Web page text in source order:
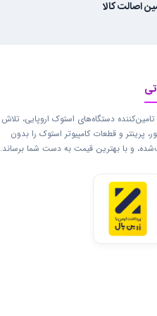
اصالت کالا
تامین‌کننده دستگاه‌های استوک اروپایی، تلاش
پرینتر و قطعات کامپیوتر استوک را بدون
و با بهترین قیمت به دست شما برساند.